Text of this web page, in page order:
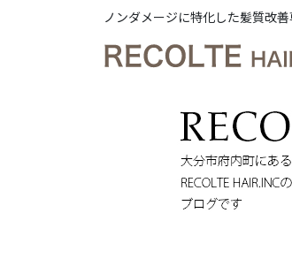
ノンダメージに特化した髪質改